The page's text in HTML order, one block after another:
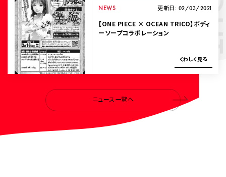
NEWS 更新日: 02/03/2021
【ONE PIECE × OCEAN TRICO】ボディ
ーソープコラボレーション
くわ しく 見る
ニュース一覧へ